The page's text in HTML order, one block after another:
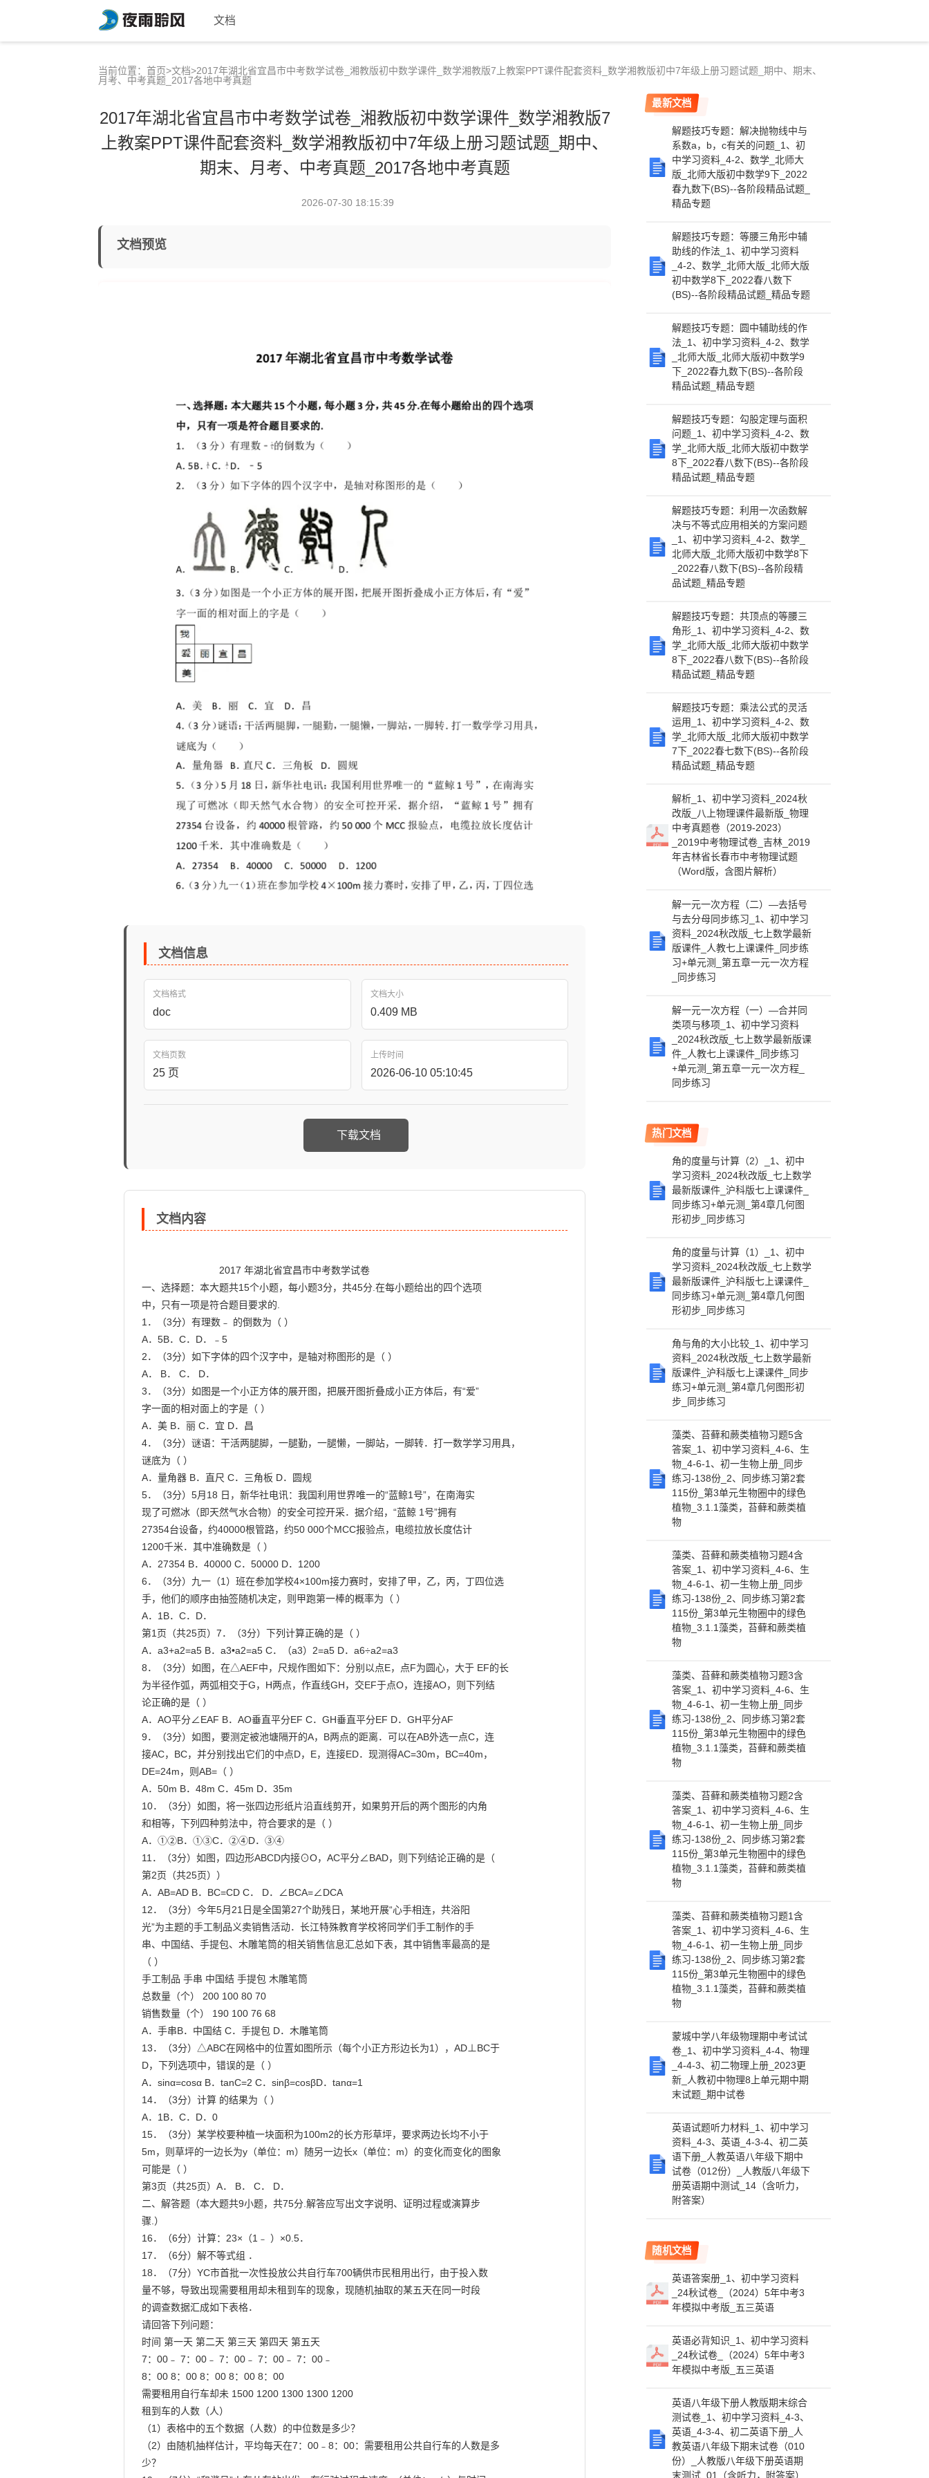
文档
当前位置： 首页>文档>2017年湖北省宜昌市中考数学试卷_湘教版初中数学课件_数学湘教版7上教案PPT课件配套资料_数学湘教版初中7年级上册习题试题_期中、期末、
月考、中考真题_2017各地中考真题
2017年湖北省宜昌市中考数学试卷_湘教版初中数学课件_数学湘教版7
上教案PPT课件配套资料_数学湘教版初中7年级上册习题试题_期中、
期末、月考、中考真题_2017各地中考真题
2026-07-30 18:15:39
文档预览
文档信息
文档格式
doc
文档大小
0.409 MB
文档页数
25 页
上传时间
2026-06-10 05:10:45
下载文档
文档内容
最新文档
解题技巧专题：解决抛物线中与
系数a，b，c有关的问题_1、初
中学习资料_4-2、数学_北师大
版_北师大版初中数学9下_2022
春九数下(BS)--各阶段精品试题_
精品专题
解题技巧专题：等腰三角形中辅
助线的作法_1、初中学习资料
_4-2、数学_北师大版_北师大版
初中数学8下_2022春八数下
(BS)--各阶段精品试题_精品专题
解题技巧专题：圆中辅助线的作
法_1、初中学习资料_4-2、数学
_北师大版_北师大版初中数学9
下_2022春九数下(BS)--各阶段
精品试题_精品专题
解题技巧专题：勾股定理与面积
问题_1、初中学习资料_4-2、数
学_北师大版_北师大版初中数学
8下_2022春八数下(BS)--各阶段
精品试题_精品专题
解题技巧专题：利用一次函数解
决与不等式应用相关的方案问题
_1、初中学习资料_4-2、数学_
北师大版_北师大版初中数学8下
_2022春八数下(BS)--各阶段精
品试题_精品专题
解题技巧专题：共顶点的等腰三
角形_1、初中学习资料_4-2、数
学_北师大版_北师大版初中数学
8下_2022春八数下(BS)--各阶段
精品试题_精品专题
解题技巧专题：乘法公式的灵活
运用_1、初中学习资料_4-2、数
学_北师大版_北师大版初中数学
7下_2022春七数下(BS)--各阶段
精品试题_精品专题
解析_1、初中学习资料_2024秋
改版_八上物理课件最新版_物理
中考真题卷（2019-2023）
_2019中考物理试卷_吉林_2019
年吉林省长春市中考物理试题
（Word版，含图片解析）
解一元一次方程（二）—去括号
与去分母同步练习_1、初中学习
资料_2024秋改版_七上数学最新
版课件_人教七上课课件_同步练
习+单元测_第五章一元一次方程
_同步练习
解一元一次方程（一）—合并同
类项与移项_1、初中学习资料
_2024秋改版_七上数学最新版课
件_人教七上课课件_同步练习
+单元测_第五章一元一次方程_
同步练习
热门文档
角的度量与计算（2）_1、初中
学习资料_2024秋改版_七上数学
最新版课件_沪科版七上课课件_
同步练习+单元测_第4章几何图
形初步_同步练习
角的度量与计算（1）_1、初中
学习资料_2024秋改版_七上数学
最新版课件_沪科版七上课课件_
同步练习+单元测_第4章几何图
形初步_同步练习
角与角的大小比较_1、初中学习
资料_2024秋改版_七上数学最新
版课件_沪科版七上课课件_同步
练习+单元测_第4章几何图形初
步_同步练习
藻类、苔藓和蕨类植物习题5含
答案_1、初中学习资料_4-6、生
物_4-6-1、初一生物上册_同步
练习-138份_2、同步练习第2套
115份_第3单元生物圈中的绿色
植物_3.1.1藻类，苔藓和蕨类植
物
藻类、苔藓和蕨类植物习题4含
答案_1、初中学习资料_4-6、生
物_4-6-1、初一生物上册_同步
练习-138份_2、同步练习第2套
115份_第3单元生物圈中的绿色
植物_3.1.1藻类，苔藓和蕨类植
物
藻类、苔藓和蕨类植物习题3含
答案_1、初中学习资料_4-6、生
物_4-6-1、初一生物上册_同步
练习-138份_2、同步练习第2套
115份_第3单元生物圈中的绿色
植物_3.1.1藻类，苔藓和蕨类植
物
藻类、苔藓和蕨类植物习题2含
答案_1、初中学习资料_4-6、生
物_4-6-1、初一生物上册_同步
练习-138份_2、同步练习第2套
115份_第3单元生物圈中的绿色
植物_3.1.1藻类，苔藓和蕨类植
物
藻类、苔藓和蕨类植物习题1含
答案_1、初中学习资料_4-6、生
物_4-6-1、初一生物上册_同步
练习-138份_2、同步练习第2套
115份_第3单元生物圈中的绿色
植物_3.1.1藻类，苔藓和蕨类植
物
蒙城中学八年级物理期中考试试
卷_1、初中学习资料_4-4、物理
_4-4-3、初二物理上册_2023更
新_人教初中物理8上单元期中期
末试题_期中试卷
英语试题听力材料_1、初中学习
资料_4-3、英语_4-3-4、初二英
语下册_人教英语八年级下期中
试卷（012份）_人教版八年级下
册英语期中测试_14（含听力，
附答案）
随机文档
英语答案册_1、初中学习资料
_24秋试卷_（2024）5年中考3
年模拟中考版_五三英语
英语必背知识_1、初中学习资料
_24秋试卷_（2024）5年中考3
年模拟中考版_五三英语
英语八年级下册人教版期末综合
测试卷_1、初中学习资料_4-3、
英语_4-3-4、初二英语下册_人
教英语八年级下期末试卷（010
份）_人教版八年级下册英语期
末测试_01（含听力，附答案）